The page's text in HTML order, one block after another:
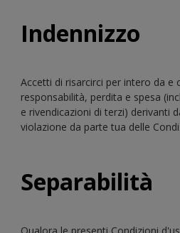
Indennizzo
Accetti di risarcirci per intero da e
responsabilità, perdita e spesa
e rivendicazioni di terzi) derivanti
violazione da parte tua delle
Separabilità